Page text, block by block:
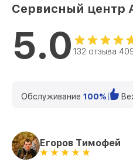
Сервисный центр
5.0 132 отзыва
Обслуживание 100%
Егоров Тимофей